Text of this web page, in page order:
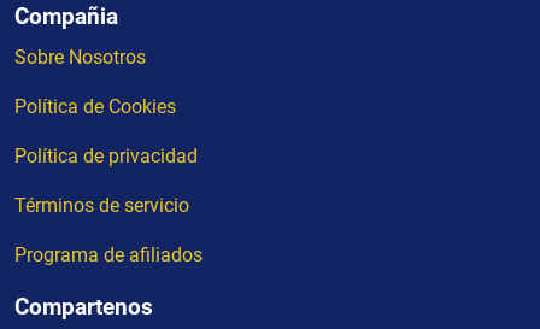
Compañia
Sobre Nosotros
Política de Cookies
Política de privacidad
Términos de servicio
Programa de afiliados
Compartenos